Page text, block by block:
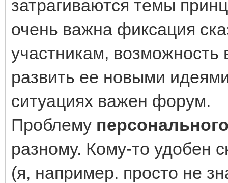
затрагиваются темы
очень важна фиксация
участникам, возможность
развить ее новыми
ситуациях важен форум.
Проблему
разному. Кому-то удобен
(я, например. просто не